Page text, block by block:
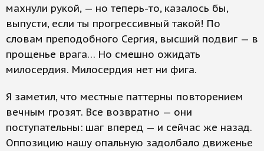
махнули рукой, — но теперь-то, казалось бы,
выпусти, если ты прогрессивный такой! По
словам преподобного Сергия, высший подвиг — в
прощенье врага… Но смешно ожидать
милосердия. Милосердия нет ни фига.
Я заметил, что местные паттерны повторением
вечным грозят. Все возвратно — они
поступательны: шаг вперед — и сейчас же назад.
Оппозицию нашу опальную задолбало движенье